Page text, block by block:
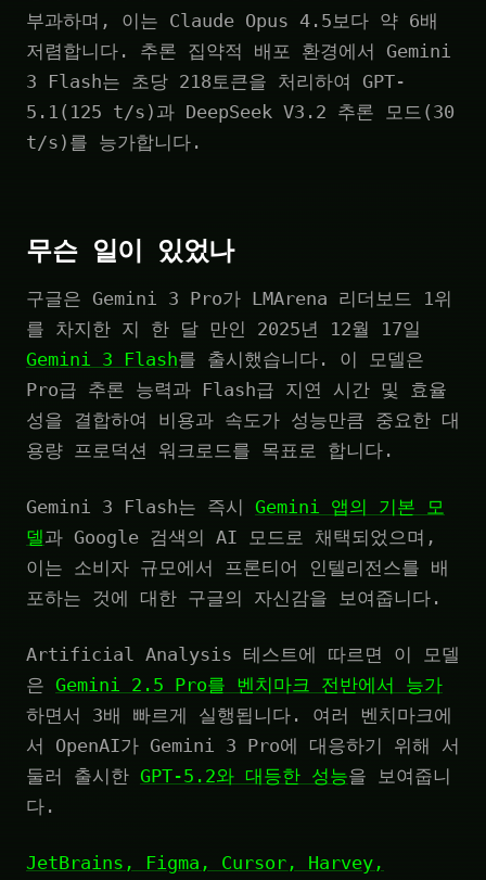
부과하며, 이는 Claude Opus 4.5보다 약 6배
저렴합니다. 추론 집약적 배포 환경에서 Gemini
3 Flash는 초당 218토큰을 처리하여 GPT-
5.1(125 t/s)과 DeepSeek V3.2 추론 모드(30
t/s)를 능가합니다.
무슨 일이 있었나
구글은 Gemini 3 Pro가 LMArena 리더보드 1위
를 차지한 지 한 달 만인 2025년 12월 17일
Gemini 3 Flash를 출시했습니다. 이 모델은
Pro급 추론 능력과 Flash급 지연 시간 및 효율
성을 결합하여 비용과 속도가 성능만큼 중요한 대
용량 프로덕션 워크로드를 목표로 합니다.
Gemini 3 Flash는 즉시 Gemini 앱의 기본 모
델과 Google 검색의 AI 모드로 채택되었으며,
이는 소비자 규모에서 프론티어 인텔리전스를 배
포하는 것에 대한 구글의 자신감을 보여줍니다.
Artificial Analysis 테스트에 따르면 이 모델
은 Gemini 2.5 Pro를 벤치마크 전반에서 능가
하면서 3배 빠르게 실행됩니다. 여러 벤치마크에
서 OpenAI가 Gemini 3 Pro에 대응하기 위해 서
둘러 출시한 GPT-5.2와 대등한 성능을 보여줍니
다.
JetBrains, Figma, Cursor, Harvey,